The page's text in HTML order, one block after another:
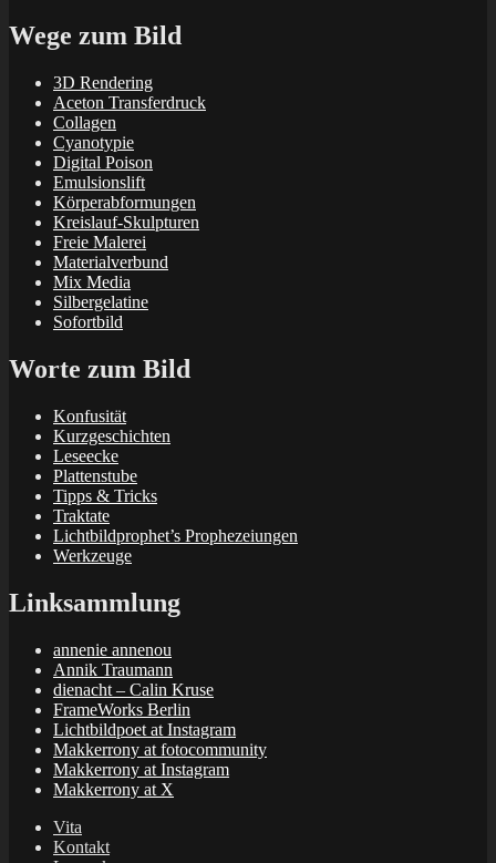
Wege zum Bild
3D Rendering
Aceton Transferdruck
Collagen
Cyanotypie
Digital Poison
Emulsionslift
Körperabformungen
Kreislauf-Skulpturen
Freie Malerei
Materialverbund
Mix Media
Silbergelatine
Sofortbild
Worte zum Bild
Konfusität
Kurzgeschichten
Leseecke
Plattenstube
Tipps & Tricks
Traktate
Lichtbildprophet’s Prophezeiungen
Werkzeuge
Linksammlung
annenie annenou
Annik Traumann
dienacht – Calin Kruse
FrameWorks Berlin
Lichtbildpoet at Instagram
Makkerrony at fotocommunity
Makkerrony at Instagram
Makkerrony at X
Vita
Kontakt